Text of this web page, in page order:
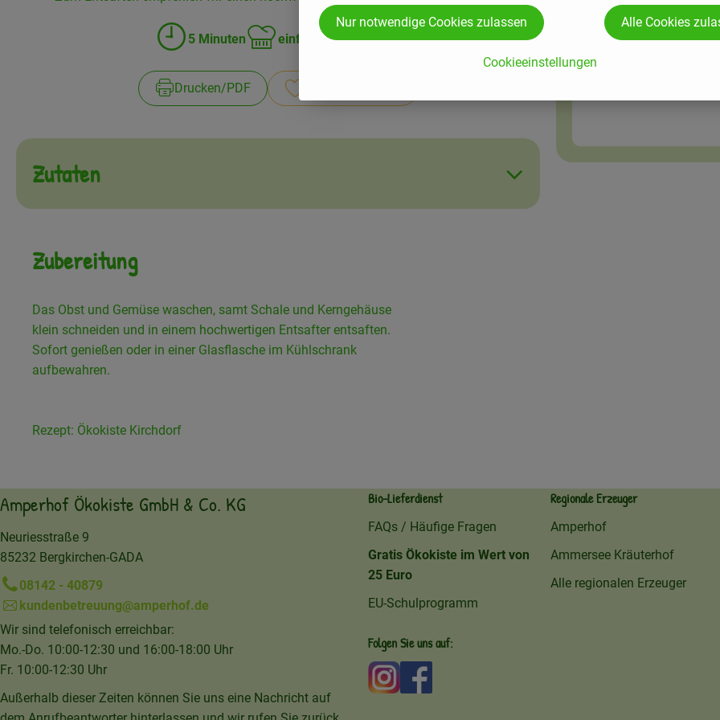
Zubreitungszeit:
5 Minuten
Schwierigkeit:
einfach 3 Zutaten
Drucken​/​PDF
Zutaten
Zubereitung
Das Obst und Gemüse waschen, samt Schale und Kerngehäuse
klein schneiden und in einem hochwertigen Entsafter entsaften.
Sofort genießen oder in einer Glasflasche im Kühlschrank
aufbewahren.
Rezept: Ökokiste Kirchdorf
Amperhof Ökokiste GmbH & Co. KG
Neuriesstraße 9
85232 Bergkirchen-GADA
08142 - 40879
kundenbetreuung@amperhof.de
Wir sind telefonisch erreichbar:
Mo.-Do. 10:00-12:30 und 16:00-18:00 Uhr
Fr. 10:00-12:30 Uhr
Außerhalb dieser Zeiten können Sie uns eine Nachricht auf
Bio-Lieferdienst
FAQs / Häufige Fragen
Gratis Ökokiste im Wert von
25 Euro
EU-Schulprogramm
Regionale Erzeuger
Amperhof
Ammersee Kräuterhof
Alle regionalen Erzeuger
Folgen Sie uns auf:
Externer Link zu https://www.instagram.com/
Cookieeinstellungen
Nur notwendige Cookies zulassen Alle Cookies